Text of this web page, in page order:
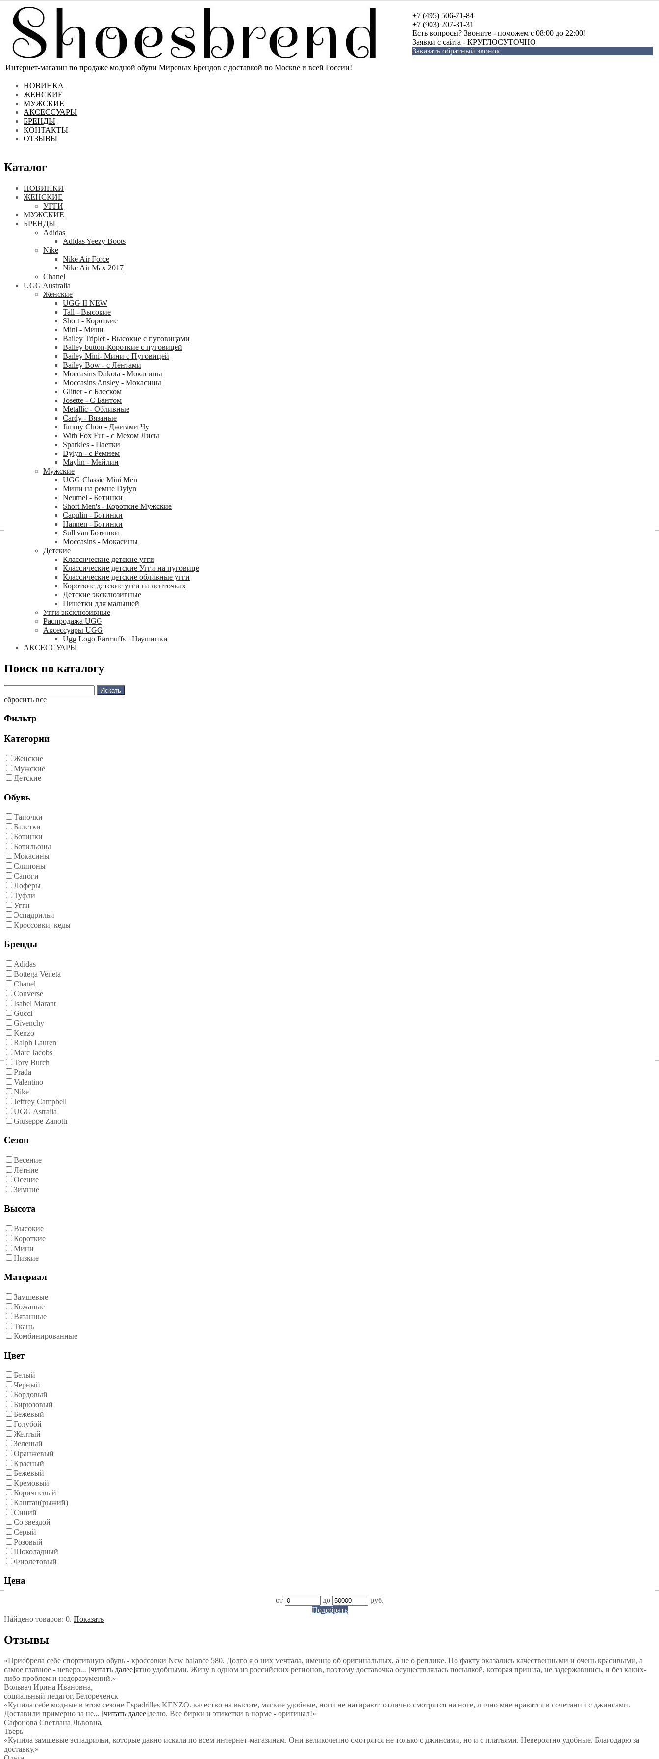
+7 (495) 506-71-84
+7 (903) 207-31-31
Есть вопросы? Звоните - поможем c 08:00 до 22:00!
Заявки с сайта - КРУГЛОСУТОЧНО
Заказать обратный звонок
Интернет-магазин по продаже модной обуви Мировых Брендов с доставкой по Москве и всей России!
НОВИНКА
ЖЕНСКИЕ
МУЖСКИЕ
АКСЕССУАРЫ
БРЕНДЫ
КОНТАКТЫ
ОТЗЫВЫ
Каталог
НОВИНКИ
ЖЕНСКИЕ
УГГИ
МУЖСКИЕ
БРЕНДЫ
Adidas
Adidas Yeezy Boots
Nike
Nike Air Force
Nike Air Max 2017
Chanel
UGG Australia
Женские
UGG II NEW
Tall - Высокие
Short - Короткие
Mini - Mини
Bailey Triplet - Высокие с пуговицами
Bailey button-Короткие с пуговицей
Bailey Mini- Мини с Пуговицей
Bailey Bow - с Лентами
Moccasins Dakota - Мокасины
Moccasins Ansley - Мокасины
Glitter - с Блеском
Josette - С Бантом
Metallic - Обливные
Cardy - Вязаные
Jimmy Choo - Джимми Чу
With Fox Fur - с Мехом Лисы
Sparkles - Паетки
Dylyn - с Ремнем
Maylin - Мейлин
Мужские
UGG Classic Mini Men
Мини на ремне Dylyn
Neumel - Ботинки
Short Men's - Короткие Мужские
Capulin - Ботинки
Hannen - Ботинки
Sullivan Ботинки
Moccasins - Мокасины
Детские
Классические детские угги
Классические детские Угги на пуговице
Классические детские обливные угги
Короткие детские угги на ленточках
Детские эксклюзивные
Пинетки для малышей
Угги эксклюзивные
Распродажа UGG
Аксессуары UGG
Ugg Logo Earmuffs - Наушники
АКСЕССУАРЫ
Поиск по каталогу
сбросить все
Фильтр
Категории
Женские
Мужские
Детские
Обувь
Тапочки
Балетки
Ботинки
Ботильоны
Мокасины
Слипоны
Сапоги
Лоферы
Туфли
Угги
Эспадрильи
Кроссовки, кеды
Бренды
Adidas
Bottega Veneta
Chanel
Converse
Isabel Marant
Gucci
Givenchy
Kenzo
Ralph Lauren
Marc Jacobs
Tory Burch
Prada
Valentino
Nike
Jeffrey Campbell
UGG Astralia
Giuseppe Zanotti
Сезон
Весение
Летние
Осение
Зимние
Высота
Высокие
Короткие
Мини
Низкие
Материал
Замшевые
Кожаные
Вязанные
Ткань
Комбинированные
Цвет
Белый
Черный
Бордовый
Бирюзовый
Бежевый
Голубой
Желтый
Зеленый
Оранжевый
Красный
Бежевый
Кремовый
Коричневый
Каштан(рыжий)
Синий
Со звездой
Серый
Розовый
Шоколадный
Фиолетовый
Цена
от до
руб.
Подобрать
Найдено товаров: 0. Показать
Отзывы
«Приобрела себе спортивную обувь - кроссовки New balance 580. Долго я о них мечтала, именно об оригинальных, а не о реплике. По факту оказались качественными и очень красивыми, а
самое главное - неверо... [читать далее]ятно удобными. Живу в одном из российских регионов, поэтому доставочка осуществлялась посылкой, которая пришла, не задержавшись, и без каких-
либо проблем и недоразумений.»
Вольвач Ирина Ивановна,
социальный педагог, Белореченск
«Купила себе модные в этом сезоне Espadrilles KENZO. качество на высоте, мягкие удобные, ноги не натирают, отлично смотрятся на ноге, лично мне нравятся в сочетании с джинсами.
Доставили примерно за не... [читать далее]делю. Все бирки и этикетки в норме - оригинал!»
Сафонова Светлана Львовна,
Тверь
«Купила замшевые эспадрильи, которые давно искала по всем интернет-магазинам. Они великолепно смотрятся не только с джинсами, но и с платьями. Невероятно удобные. Благодарю за
доставку.»